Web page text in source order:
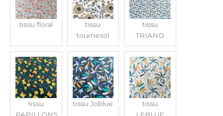
tissu floral
tissu
tournesol
tissu
TRIANO
tissu
PAPILLONS
tissu Joblue
tissu
LEBLUE